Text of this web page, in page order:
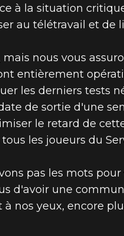
LA
à la situation
au télétravail et de
nous vous
entièrement
les derniers tests
de sortie d'une
le retard de
les joueurs du
pas les mots
d'avoir une
nos yeux, encore